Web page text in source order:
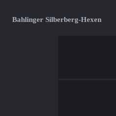
Bahlinger Silberberg-Hexen